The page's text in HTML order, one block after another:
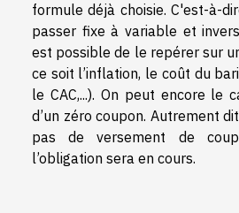
formule déjà choisie. C'est-à-
passer fixe à variable et
est possible de le repérer sur
ce soit l’inflation, le coût du
le CAC,...). On peut encore le
d’un zéro coupon. Autrement
pas de versement de
l’obligation sera en cours.